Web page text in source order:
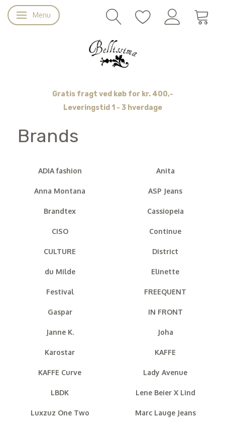
Skifte navigation
Menu
Gratis fragt ved køb for kr. 400,-
Leveringstid 1 - 3 hverdage
Brands
ADIA fashion Anita
Anna Montana ASP Jeans
Brandtex Cassiopeia
CISO Continue
CULTURE District
du Milde Elinette
Festival FREEQUENT
Gaspar IN FRONT
Janne K. Joha
Karostar KAFFE
KAFFE Curve Lady Avenue
LBDK Lene Beier X Lind
Luxzuz One Two Marc Lauge Jeans